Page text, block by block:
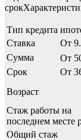
Тип кредита
Ставка
От
Сумма
От
Срок
От
Возраст
Стаж работы на
последнем месте
Общий стаж